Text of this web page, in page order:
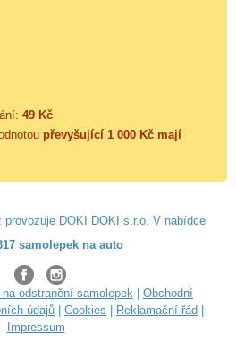
49 Kč
převyšující 1 000 Kč mají
provozuje DOKI DOKI s.r.o. V nabídce
samolepek na auto
na odstranění samolepek
Obchodní
údajů Cookies Reklamační řád
Impressum